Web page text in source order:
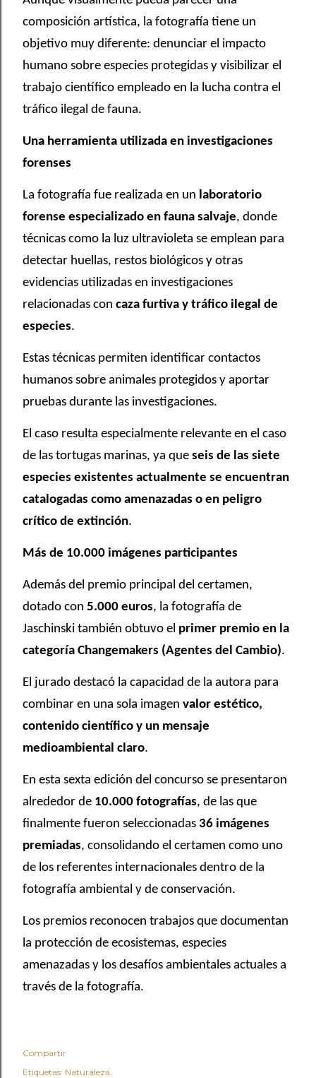
composición artística, la fotografía tiene un
objetivo muy diferente: denunciar el impacto
humano sobre especies protegidas y visibilizar el
trabajo científico empleado en la lucha contra el
tráfico ilegal de fauna.
Una herramienta utilizada en investigaciones
forenses
La fotografía fue realizada en un laboratorio
forense especializado en fauna salvaje, donde
técnicas como la luz ultravioleta se emplean para
detectar huellas, restos biológicos y otras
evidencias utilizadas en investigaciones
relacionadas con caza furtiva y tráfico ilegal de
especies.
Estas técnicas permiten identificar contactos
humanos sobre animales protegidos y aportar
pruebas durante las investigaciones.
El caso resulta especialmente relevante en el caso
de las tortugas marinas, ya que seis de las siete
especies existentes actualmente se encuentran
catalogadas como amenazadas o en peligro
crítico de extinción.
Más de 10.000 imágenes participantes
Además del premio principal del certamen,
dotado con 5.000 euros, la fotografía de
Jaschinski también obtuvo el primer premio en la
categoría Changemakers (Agentes del Cambio).
El jurado destacó la capacidad de la autora para
combinar en una sola imagen valor estético,
contenido científico y un mensaje
medioambiental claro.
En esta sexta edición del concurso se presentaron
alrededor de 10.000 fotografías, de las que
finalmente fueron seleccionadas 36 imágenes
premiadas, consolidando el certamen como uno
de los referentes internacionales dentro de la
fotografía ambiental y de conservación.
Los premios reconocen trabajos que documentan
la protección de ecosistemas, especies
amenazadas y los desafíos ambientales actuales a
través de la fotografía.
Compartir
Etiquetas: Naturaleza